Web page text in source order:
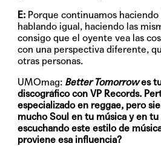
E: Porque continuamos
hablando igual, haciendo las
consigo que el oyente vea las
con una perspectiva diferente,
otras personas.
UMOmag: Better Tomorrowes
discográfico con VP Records.
especializado en reggae, pero
mucho Soul en tu música y en
escuchando este estilo de
proviene esa influencia?